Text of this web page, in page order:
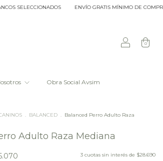
ENVÍO GRATIS MÍNIMO DE COMPRA
0
Obra Social Avsim
. BALANCED . Balanced Perro Adulto Raza
Adulto Raza Mediana
3 cuotas sin interés de $28.690